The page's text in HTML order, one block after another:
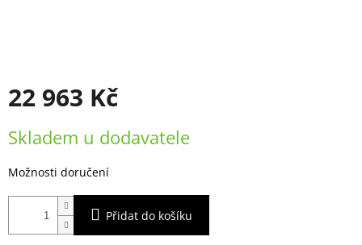
22 963 Kč
cena:
Skladem u dodavatele
Možnosti doručení
Přidat do košíku